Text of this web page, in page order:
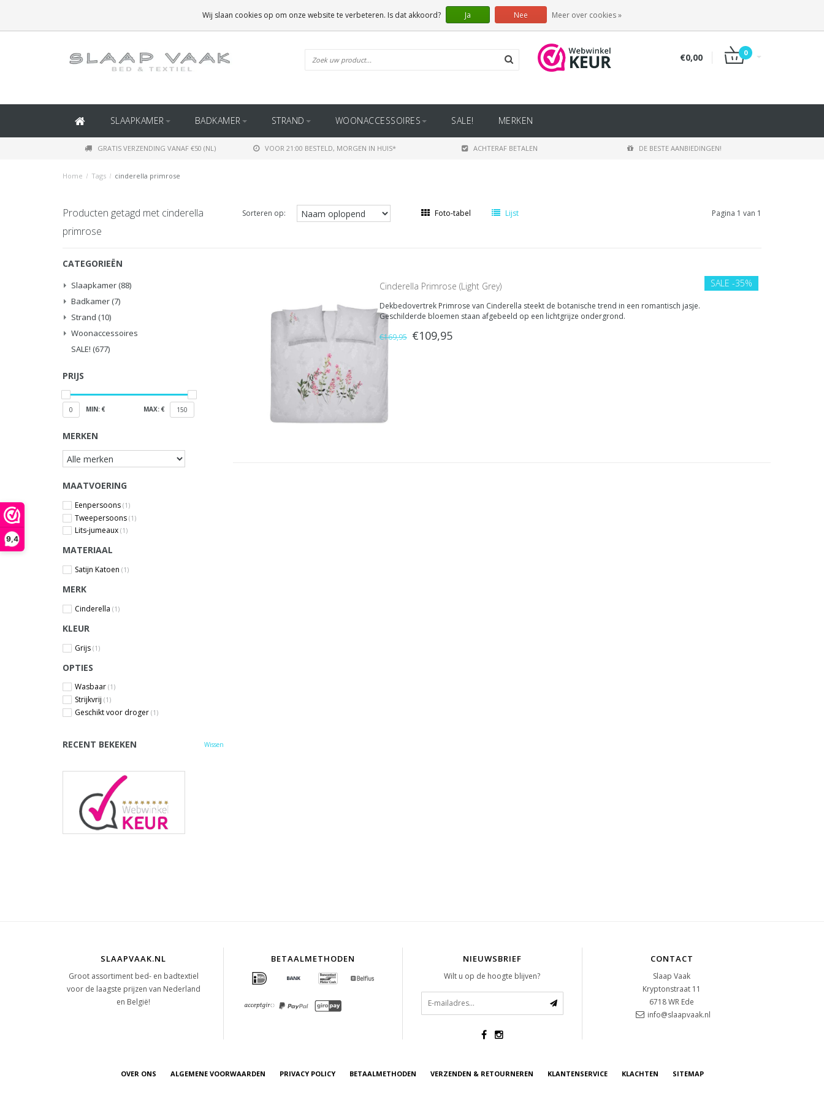
9,4
(BINNEN BELGIË)
€0,00 0
SLAAPKAMER BADKAMER STRAND WOONACCESSOIRES SALE! MERKEN
GRATIS VERZENDING VANAF €50 (NL) VOOR 21:00 BESTELD, MORGEN IN HUIS* ACHTERAF BETALEN DE BESTE AANBIEDINGEN!
Home / Tags / cinderella primrose
Producten getagd met cinderella
primrose
Sorteren op: Foto-tabel Lijst Pagina 1 van 1
CATEGORIEËN
Slaapkamer (88)
Badkamer (7)
Strand (10)
Woonaccessoires
SALE! (677)
PRIJS
0 MIN: € MAX: € 150
MERKEN
MAATVOERING
Eenpersoons (1)
Tweepersoons (1)
Lits-jumeaux (1)
MATERIAAL
Satijn Katoen (1)
MERK
Cinderella (1)
KLEUR
Grijs (1)
OPTIES
Wasbaar (1)
Strijkvrij (1)
Geschikt voor droger (1)
RECENT BEKEKEN Wissen
SALE -35%
Cinderella Primrose (Light Grey)
Dekbedovertrek Primrose van Cinderella steekt de botanische trend in een romantisch jasje.
Geschilderde bloemen staan afgebeeld op een lichtgrijze ondergrond.
€169,95 €109,95
SLAAPVAAK.NL
Groot assortiment bed- en badtextiel
voor de laagste prijzen van Nederland
en België!
BETAALMETHODEN NIEUWSBRIEF
Wilt u op de hoogte blijven?
CONTACT
Slaap Vaak
Kryptonstraat 11
6718 WR Ede
info@slaapvaak.nl
OVER ONS ALGEMENE VOORWAARDEN PRIVACY POLICY BETAALMETHODEN VERZENDEN & RETOURNEREN KLANTENSERVICE KLACHTEN SITEMAP
Wij slaan cookies op om onze website te verbeteren. Is dat akkoord? Ja Nee Meer over cookies »